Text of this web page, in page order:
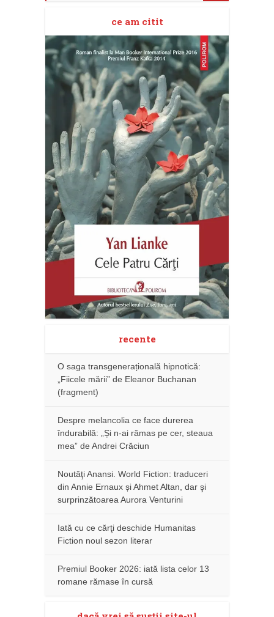
ce am citit
recente
O saga transgenerațională hipnotică:
„Fiicele mării” de Eleanor Buchanan
(fragment)
Despre melancolia ce face durerea
îndurabilă: „Și n-ai rămas pe cer, steaua
mea” de Andrei Crăciun
Noutăţi Anansi. World Fiction: traduceri
din Annie Ernaux și Ahmet Altan, dar şi
surprinzătoarea Aurora Venturini
Iată cu ce cărţi deschide Humanitas
Fiction noul sezon literar
Premiul Booker 2026: iată lista celor 13
romane rămase în cursă